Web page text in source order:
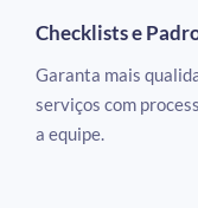
Checklists e
Garanta mais
serviços com
a equipe.